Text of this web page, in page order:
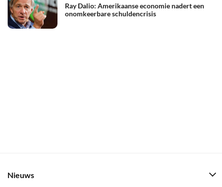
Ray Dalio: Amerikaanse economie nadert een
onomkeerbare schuldencrisis
Nieuws